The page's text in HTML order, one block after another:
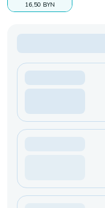
16,50 BYN